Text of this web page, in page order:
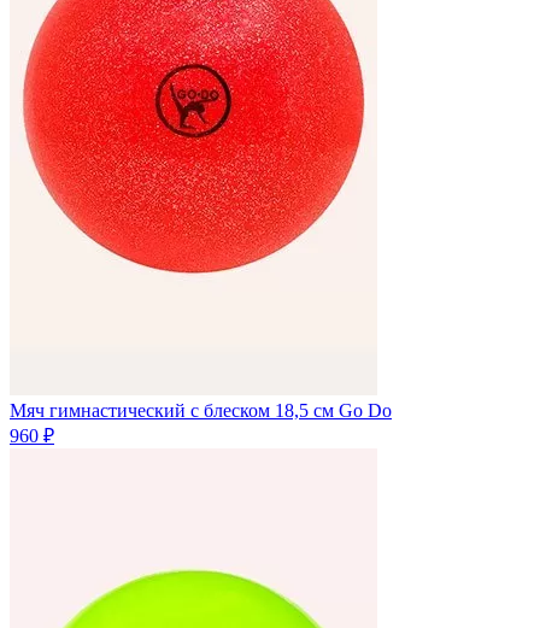
Мяч гимнастический с блеском 18,5 см Go Do
960 ₽